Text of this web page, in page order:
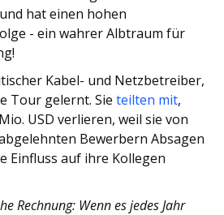
hat einen hohen
- ein wahrer Albtraum für
Kabel- und Netzbetreiber,
Tour gelernt. Sieteilten mit,
USD verlieren, weil sie von
Bewerbern Absagen
Einfluss auf ihre Kollegen
Rechnung: Wenn es jedes Jahr